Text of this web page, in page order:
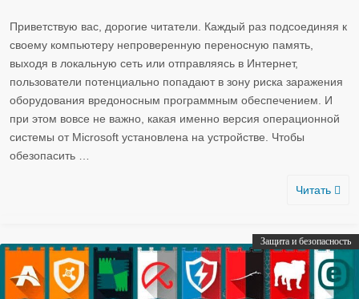
Приветствую вас, дорогие читатели. Каждый раз подсоединяя к
своему компьютеру непроверенную переносную память,
выходя в локальную сеть или отправляясь в Интернет,
пользователи потенциально попадают в зону риска заражения
оборудования вредоносным программным обеспечением. И
при этом вовсе не важно, какая именно версия операционной
системы от Microsoft установлена на устройстве. Чтобы
обезопасить
Читать
Защита и безопасность